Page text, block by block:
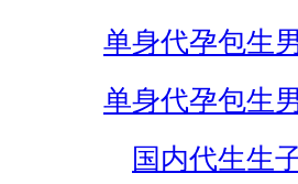
单身代孕包生
单身代孕包生
国内代生生